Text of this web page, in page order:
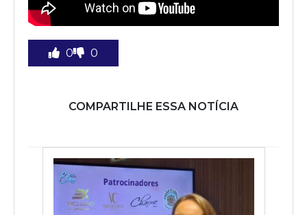
0 0
COMPARTILHE ESSA NOTÍCIA